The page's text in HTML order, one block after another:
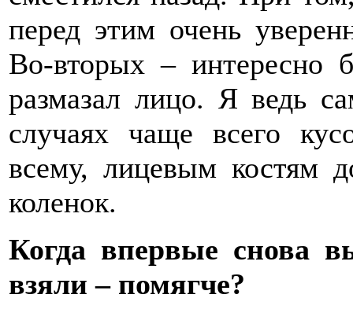
перед этим очень
Во-вторых – интересно
размазал лицо. Я ведь
случаях чаще всего
всему, лицевым костям
коленок.
Когда впервые снова
взяли – помягче?